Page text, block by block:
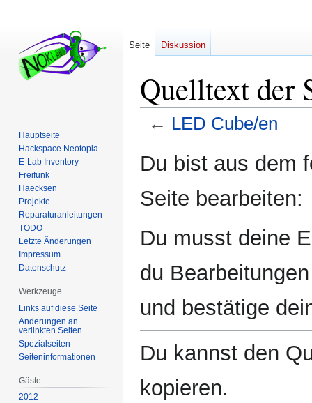
Quelltext der
← LED Cube/en
Navigation
Suche
Du bist aus dem
Seite bearbeiten:
Du musst deine
du
und bestätige
Du kannst den
kopieren.
Seite Diskussion
Hauptseite
Hackspace Neotopia
E-Lab Inventory
Freifunk
Haecksen
Projekte
Reparaturanleitungen
TODO
Letzte Änderungen
Impressum
Datenschutz
Werkzeuge
Links auf diese Seite
Änderungen an
verlinkten Seiten
Spezialseiten
Seiten­­informationen
Gäste
2012